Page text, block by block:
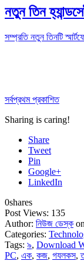
নতুন তিন
সম্প্রতি নতুন তিনটি
সর্বপ্রথম প্রকাশিত
Sharing is caring!
Share
Tweet
Pin
Google+
LinkedIn
0shares
Post Views: 135
Author: নিউজ ডেস্ক
Categories:
Tags: ৯, Download
PC, এক, কজ, গযলকস,